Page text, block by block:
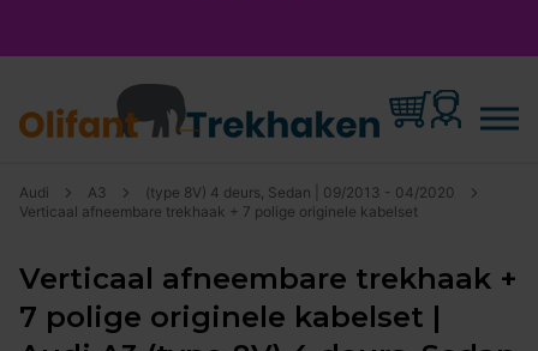
Audi A3
(type 8V) 4 deurs, Sedan | 09/2013 - 04/2020
Verticaal afneembare trekhaak + 7 polige originele kabelset
Verticaal afneembare trekhaak +
7 polige originele kabelset |